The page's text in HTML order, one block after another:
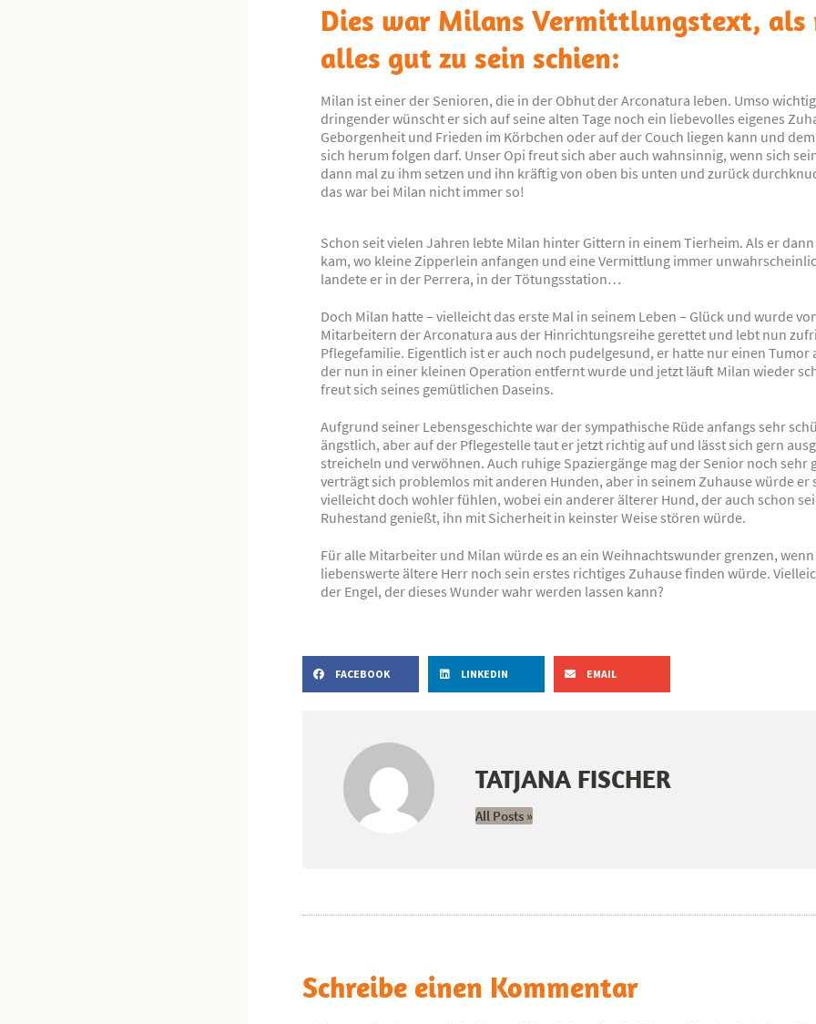
Dies war Milans Vermittlungstext, als
alles gut zu sein schien:
Milan ist einer der Senioren, die in der Obhut der Arconatura leben. Umso
dringender wünscht er sich auf seine alten Tage noch ein liebevolles eigenes
Geborgenheit und Frieden im Körbchen oder auf der Couch liegen kann und
sich herum folgen darf. Unser Opi freut sich aber auch wahnsinnig, wenn sich
dann mal zu ihm setzen und ihn kräftig von oben bis unten und zurück
das war bei Milan nicht immer so!
Schon seit vielen Jahren lebte Milan hinter Gittern in einem Tierheim. Als er
kam, wo kleine Zipperlein anfangen und eine Vermittlung immer
landete er in der Perrera, in der Tötungsstation…
Doch Milan hatte – vielleicht das erste Mal in seinem Leben – Glück und wurde
Mitarbeitern der Arconatura aus der Hinrichtungsreihe gerettet und lebt nun
Pflegefamilie. Eigentlich ist er auch noch pudelgesund, er hatte nur einen Tumor
der nun in einer kleinen Operation entfernt wurde und jetzt läuft Milan wieder
freut sich seines gemütlichen Daseins.
Aufgrund seiner Lebensgeschichte war der sympathische Rüde anfangs sehr
ängstlich, aber auf der Pflegestelle taut er jetzt richtig auf und lässt sich gern
streicheln und verwöhnen. Auch ruhige Spaziergänge mag der Senior noch sehr
verträgt sich problemlos mit anderen Hunden, aber in seinem Zuhause würde er
vielleicht doch wohler fühlen, wobei ein anderer älterer Hund, der auch schon
Ruhestand genießt, ihn mit Sicherheit in keinster Weise stören würde.
Für alle Mitarbeiter und Milan würde es an ein Weihnachtswunder grenzen,
liebenswerte ältere Herr noch sein erstes richtiges Zuhause finden würde.
der Engel, der dieses Wunder wahr werden lassen kann?
FACEBOOK LINKEDIN EMAIL
TATJANA FISCHER
All Posts »
Schreibe einen Kommentar